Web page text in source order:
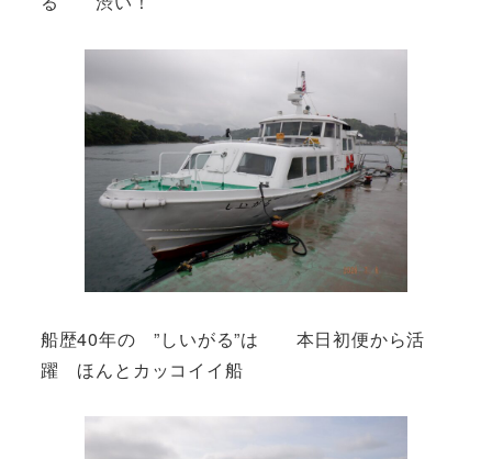
船歴40年の ”しいがる”は 本日初便から活
躍 ほんとカッコイイ船